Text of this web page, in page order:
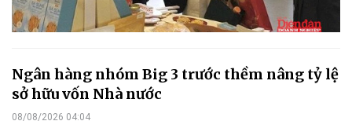
Ngân hàng nhóm Big 3 trước thềm nâng tỷ lệ
sở hữu vốn Nhà nước
08/08/2026 04:04